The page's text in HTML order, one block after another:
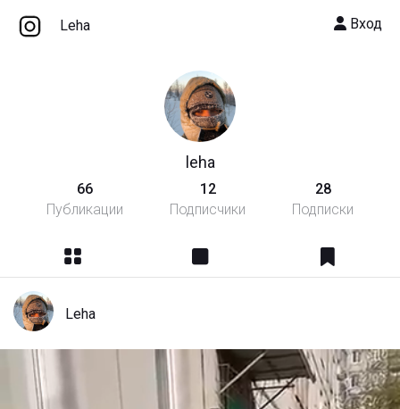
Leha Вход
leha
66
Публикации
12
Подписчики
28
Подписки
Leha